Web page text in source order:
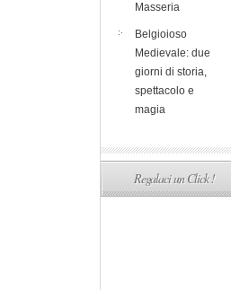
Masseria
Belgioioso
Medievale: due
giorni di storia,
spettacolo e
magia
Regalaci un Click !